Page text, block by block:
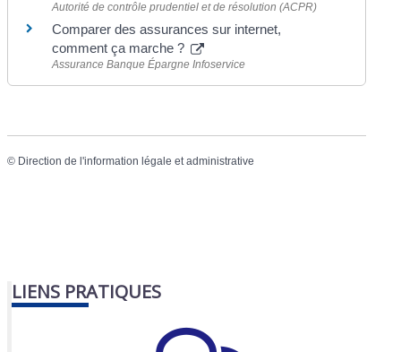
Autorité de contrôle prudentiel et de résolution (ACPR)
Comparer des assurances sur internet,
comment ça marche ?
Assurance Banque Épargne Infoservice
© Direction de l'information légale et administrative
LIENS PRATIQUES